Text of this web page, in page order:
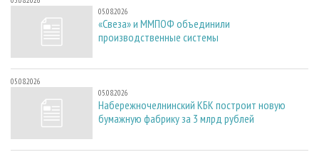
05.08.2026
«Свеза» и ММПОФ объединили
производственные системы
05.08.2026
05.08.2026
Набережночелнинский КБК построит новую
бумажную фабрику за 3 млрд рублей